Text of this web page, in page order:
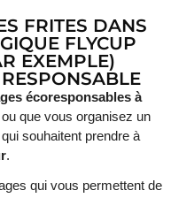
FRITES DANS
FLYCUP
EXEMPLE)
écoresponsables à
ou que vous organisez un
qui souhaitent prendre à
.
qui vous permettent de